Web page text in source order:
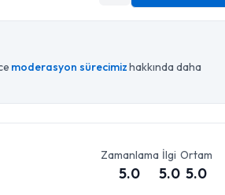
moderasyon sürecimizhakkında daha
Zamanlama
5.0
İlgi
5.0
Ortam
5.0